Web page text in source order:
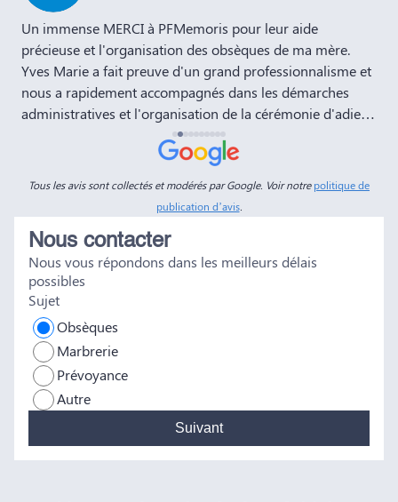
Un immense MERCI à PFMemoris pour leur aide
précieuse et l'organisation des obsèques de ma mère.
Yves Marie a fait preuve d'un grand professionnalisme et
nous a rapidement accompagnés dans les démarches
administratives et l'organisation de la cérémonie d'adieu.
Nous souhaitons à votre entreprise prospérité et succès
et la recommandons vivement à tous nos amis et
connaissances. Dans ces moments de deuil, des
personnes comme Yves Marie et Dimitry sont d'un grand
réconfort, et c'est un véritable soulagement de savoir que
tout a été fait dans les règles. Tous nos vœux de réussite à
vous et à vos futurs clients. Cordialement famille
HERNANDEZ
Tous les avis sont collectés et modérés par Google. Voir notrepolitique de
publication d’avis.
Nous contacter
Nous vous répondons dans les meilleurs délais
possibles
Sujet
Obsèques
Marbrerie
Prévoyance
Autre
Suivant